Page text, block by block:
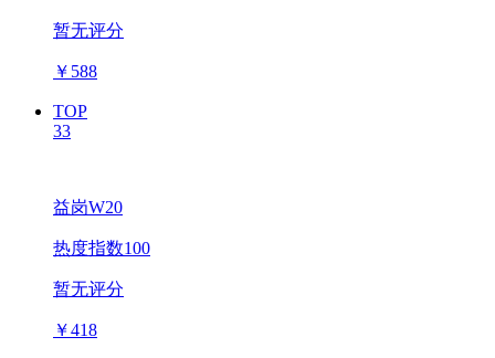
暂无评分
￥ 588
TOP
33
益岗W20
热度指数100
暂无评分
￥418